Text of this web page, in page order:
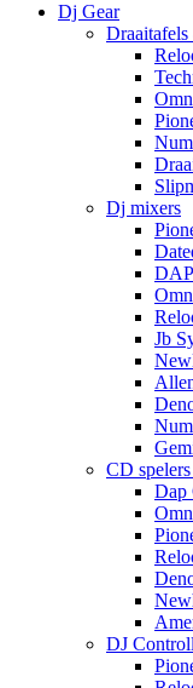
Dj Gear
Draaitafels
Dj mixers
Jb
CD
Dap
DJ